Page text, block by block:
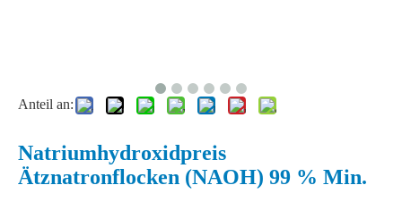
Anteil an:
Natriumhydroxidpreis
Ätznatronflocken (NAOH) 99 % Min.